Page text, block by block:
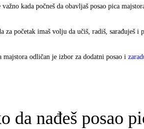
kada počneš da obavljaš posao pica
za početak imaš volju da učiš, radiš, sarađuješ i
majstora odličan je izbor za dodatni posao i
da nađeš posao